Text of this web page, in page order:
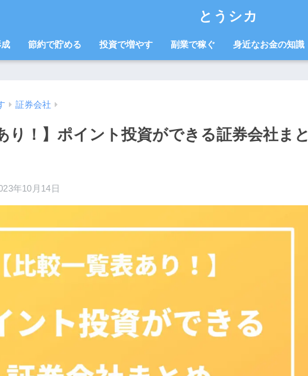
とうシカ
節約で貯める 投資で増やす 副業で稼ぐ 身近なお金の知識
証券会社
り！】ポイント投資ができる証券会社まと
年10月14日